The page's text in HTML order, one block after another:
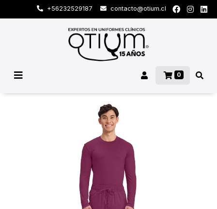
+56232529187 contacto@otium.cl
0